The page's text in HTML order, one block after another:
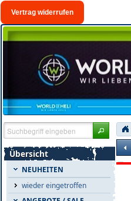
Vertrag widerrufen
Übersicht
NEUHEITEN
wieder eingetroffen